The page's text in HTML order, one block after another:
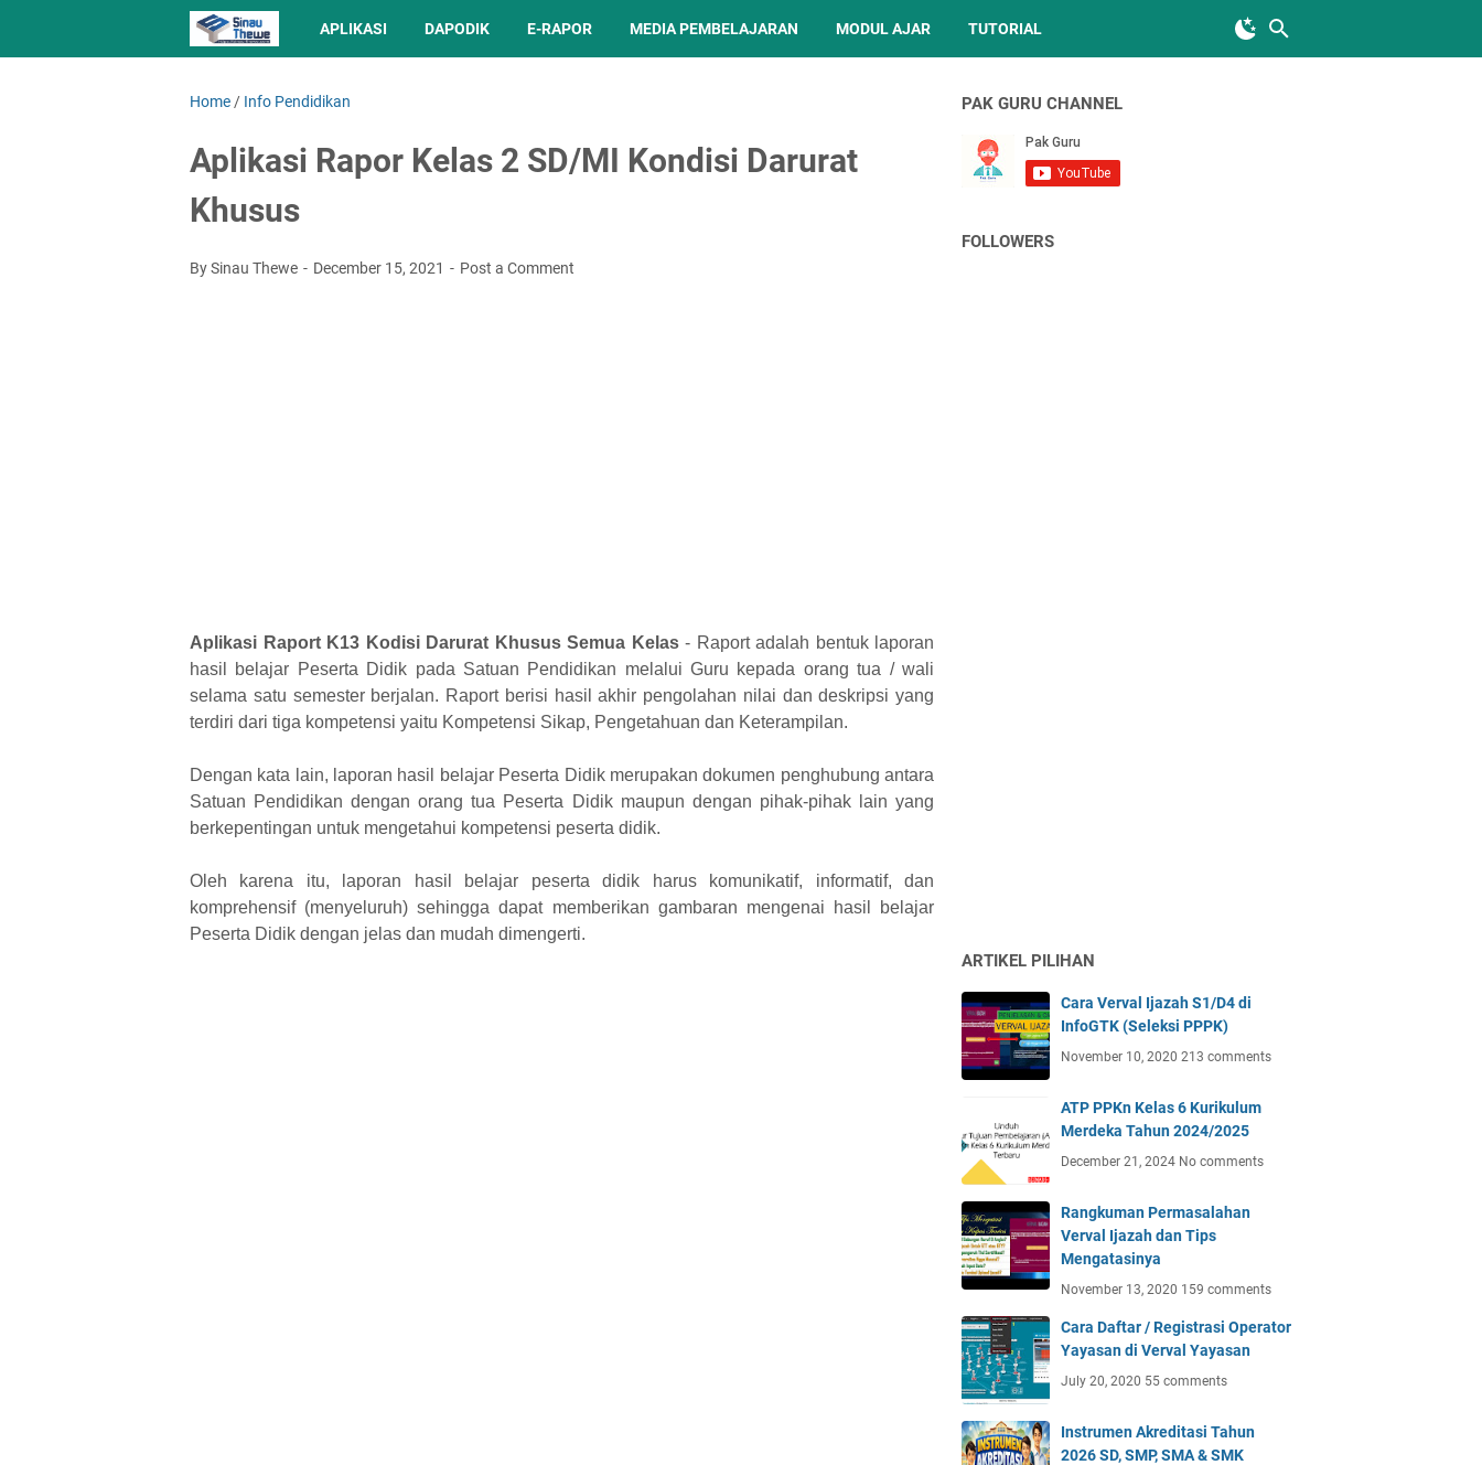
APLIKASI DAPODIK E-RAPOR MEDIA PEMBELAJARAN MODUL AJAR TUTORIAL
Home / Info Pendidikan
Aplikasi Rapor Kelas 2 SD/MI Kondisi Darurat
Khusus
By Sinau Thewe December 15, 2021 Post a Comment
Aplikasi Raport K13 Kodisi Darurat Khusus Semua Kelas- Raport adalah bentuk laporan
hasil belajar Peserta Didik pada Satuan Pendidikan melalui Guru kepada orang tua / wali
selama satu semester berjalan. Raport berisi hasil akhir pengolahan nilai dan deskripsi yang
terdiri dari tiga kompetensi yaitu Kompetensi Sikap, Pengetahuan dan Keterampilan.
Dengan kata lain, laporan hasil belajar Peserta Didik merupakan dokumen penghubung antara
Satuan Pendidikan dengan orang tua Peserta Didik maupun dengan pihak-pihak lain yang
berkepentingan untuk mengetahui kompetensi peserta didik.
Oleh karena itu, laporan hasil belajar peserta didik harus komunikatif, informatif, dan
komprehensif (menyeluruh) sehingga dapat memberikan gambaran mengenai hasil belajar
Peserta Didik dengan jelas dan mudah dimengerti.
PAK GURU CHANNEL
FOLLOWERS
ARTIKEL PILIHAN
Cara Verval Ijazah S1/D4 di
InfoGTK (Seleksi PPPK)
November 10, 2020 213 comments
ATP PPKn Kelas 6 Kurikulum
Merdeka Tahun 2024/2025
December 21, 2024 No comments
Rangkuman Permasalahan
Verval Ijazah dan Tips
Mengatasinya
November 13, 2020 159 comments
Cara Daftar / Registrasi Operator
Yayasan di Verval Yayasan
July 20, 2020 55 comments
Instrumen Akreditasi Tahun
2026 SD, SMP, SMA & SMK